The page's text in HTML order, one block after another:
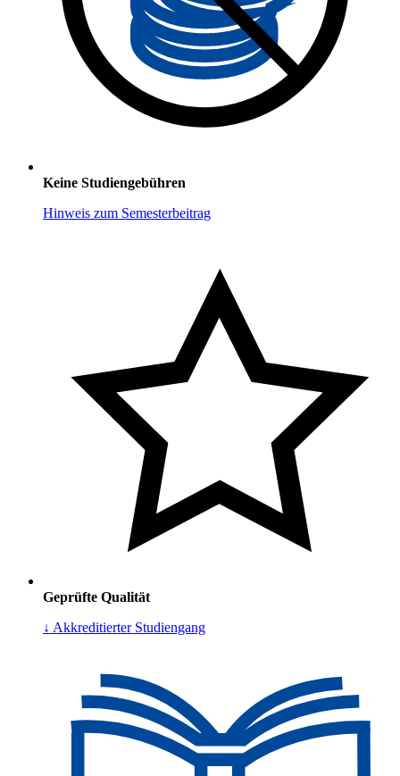
Keine Studiengebühren
Hinweis zum Semesterbeitrag
Geprüfte Qualität
↓ Akkreditierter Studiengang